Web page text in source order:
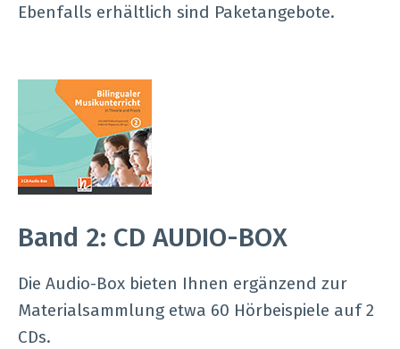
Ebenfalls erhältlich sind Paketangebote.
Band 2: CD AUDIO-BOX
Die Audio-Box bieten Ihnen ergänzend zur
Materialsammlung etwa 60 Hörbeispiele auf 2
CDs.